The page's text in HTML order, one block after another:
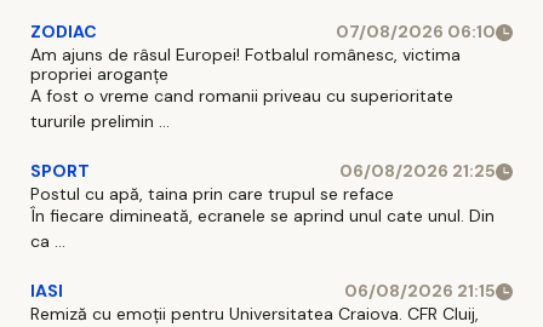
ZODIAC
07/08/2026 06:10
Am ajuns de râsul Europei! Fotbalul românesc, victima
propriei aroganțe
A fost o vreme cand romanii priveau cu superioritate
tururile prelimin ...
SPORT
06/08/2026 21:25
Postul cu apă, taina prin care trupul se reface
În fiecare dimineată, ecranele se aprind unul cate unul. Din
ca ...
IASI
06/08/2026 21:15
Remiză cu emoții pentru Universitatea Craiova. CFR Cluij,